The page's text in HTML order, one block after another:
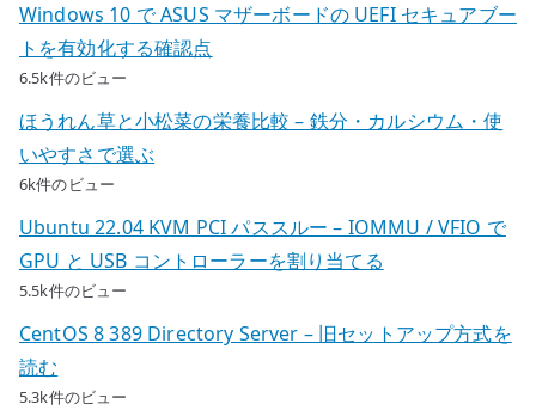
Windows 10 で ASUS マザーボードの UEFI セキュアブー
トを有効化する確認点
6.5k件のビュー
ほうれん草と小松菜の栄養比較 – 鉄分・カルシウム・使
いやすさで選ぶ
6k件のビュー
Ubuntu 22.04 KVM PCI パススルー – IOMMU / VFIO で
GPU と USB コントローラーを割り当てる
5.5k件のビュー
CentOS 8 389 Directory Server – 旧セットアップ方式を
読む
5.3k件のビュー